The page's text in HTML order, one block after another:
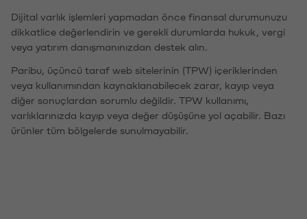
Dijital varlık işlemleri yapmadan önce finansal durumunuzu
dikkatlice değerlendirin ve gerekli durumlarda hukuk, vergi
veya yatırım danışmanınızdan destek alın.
Paribu, üçüncü taraf web sitelerinin (TPW) içeriklerinden
veya kullanımından kaynaklanabilecek zarar, kayıp veya
diğer sonuçlardan sorumlu değildir. TPW kullanımı,
varlıklarınızda kayıp veya değer düşüşüne yol açabilir. Bazı
ürünler tüm bölgelerde sunulmayabilir.